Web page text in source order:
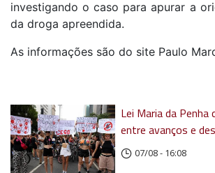
investigando o caso para apurar a
da droga apreendida.
As informações são do site Paulo
Lei Maria da
entre avanços e
07/08 - 16:08